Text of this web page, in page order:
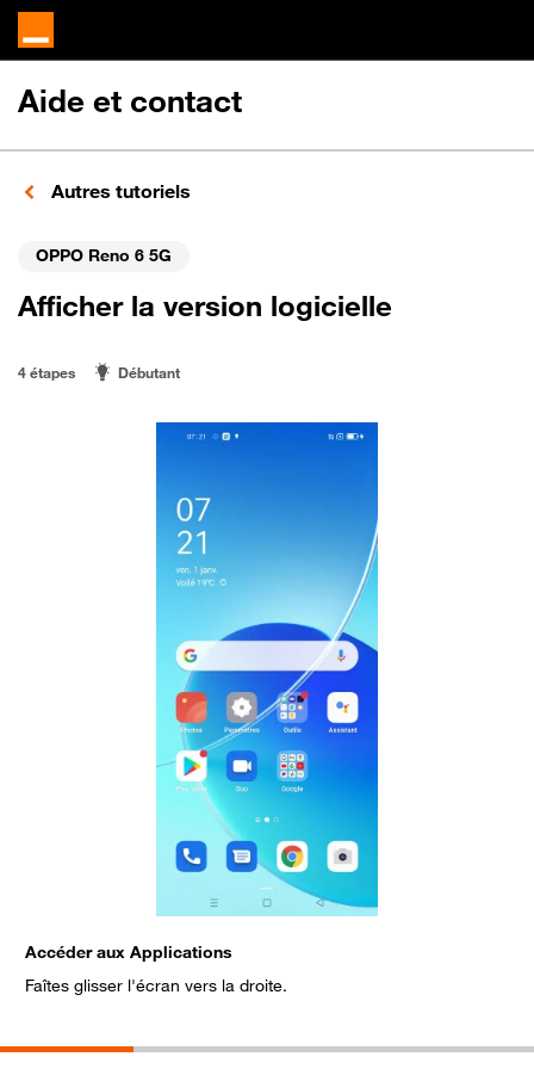
Aide et contact
Autres tutoriels
OPPO Reno 6 5G
Afficher la version logicielle
4 étapes Débutant
Accéder aux Applications
Faîtes glisser l'écran vers la droite.